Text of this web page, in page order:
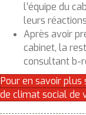
l’équipe du
leurs réactions
Après avoir
cabinet, la
consultant b-
Pour en savoir
de climat social de